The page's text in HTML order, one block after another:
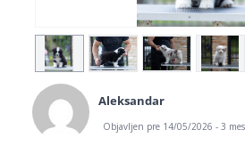
Aleksandar
Objavljen pre 14/05/2026 - 3